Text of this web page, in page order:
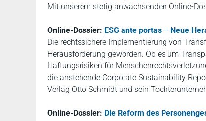
Mit unserem stetig anwachsenden Online-
Online-Dossier: ESG ante portas – Neue
Die rechtssichere Implementierung von
Herausforderung geworden. Ob es um
Haftungsrisiken für
die anstehende Corporate Sustainability
Verlag Otto Schmidt und sein
Online-Dossier: Die Reform des